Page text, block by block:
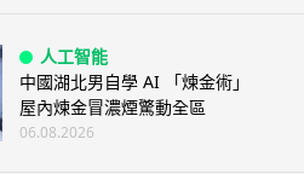
人工智能
中國湖北男自學 AI 「煉金術」
屋內煉金冒濃煙驚動全區
06.08.2026